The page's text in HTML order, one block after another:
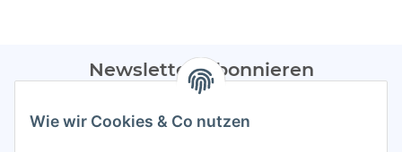
Newsletter Abonnieren
Bitte sendet mir entsprechend eurer
regelmäßig Infos zu euren Aktionen per E-Mail zu.
Wie wir Cookies & Co nutzen